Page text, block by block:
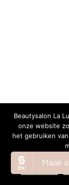
Beautysalon La
onze website
het gebruiken
OK